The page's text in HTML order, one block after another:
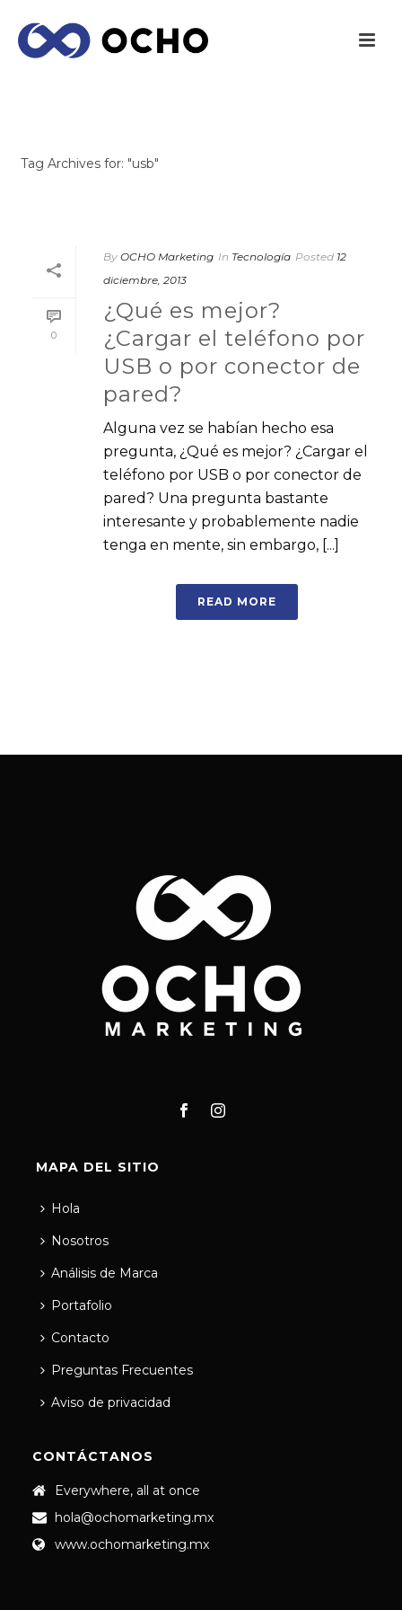
Tag Archives for: "usb"
0
By OCHO Marketing In Tecnología Posted 12
diciembre, 2013
¿Qué es mejor?
¿Cargar el teléfono por
USB o por conector de
pared?
Alguna vez se habían hecho esa
pregunta, ¿Qué es mejor? ¿Cargar el
teléfono por USB o por conector de
pared? Una pregunta bastante
interesante y probablemente nadie
tenga en mente, sin embargo, [...]
READ MORE
MAPA DEL SITIO
Hola
Nosotros
Análisis de Marca
Portafolio
Contacto
Preguntas Frecuentes
Aviso de privacidad
CONTÁCTANOS
Everywhere, all at once
hola@ochomarketing.mx
www.ochomarketing.mx